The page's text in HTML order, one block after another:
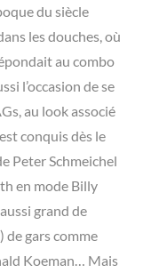
du siècle
les douches, où
au combo
l’occasion de se
au look associé
conquis dès le
Peter Schmeichel
en mode Billy
grand de
de gars comme
Koeman… Mais